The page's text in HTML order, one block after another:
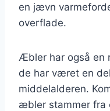
en jævn
overflade.
Æbler har også en
de har været en
middelalderen.
æbler stammer fra